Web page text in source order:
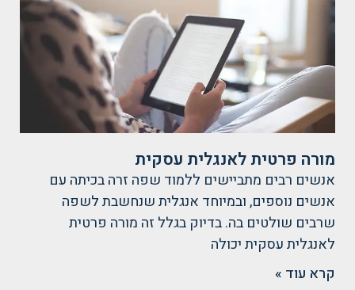
מורה פרטית לאנגלית עסקית
אנשים רבים מתביישים ללמוד שפה זרה בכיתה עם
אנשים נוספים, ובמיוחד אנגלית שנחשבת לשפה
שרבים שולטים בה. בדיוק בגלל זה מורה פרטית
לאנגלית עסקית יכולה
קרא עוד »